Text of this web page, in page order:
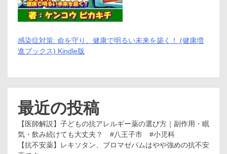
感染症対策: 命を守り、健康で明るい未来を築く！ (健康増
進ブックス) Kindle版
最近の投稿
【医師解説】子どもの抗アレルギー薬の選び方｜副作用・眠
気・飲み続けても大丈夫？ #八王子市 #小児科
【抗不安薬】レキソタン、ブロマゼパムはやや強めの抗不安